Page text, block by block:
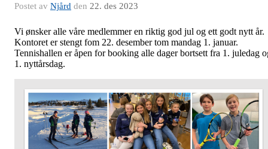
Postet av Njård den 22. des 2023
Vi ønsker alle våre medlemmer en riktig god jul og ett godt nytt år.
Kontoret er stengt fom 22. desember tom mandag 1. januar.
Tennishallen er åpen for booking alle dager bortsett fra 1. juledag
1. nyttårsdag.